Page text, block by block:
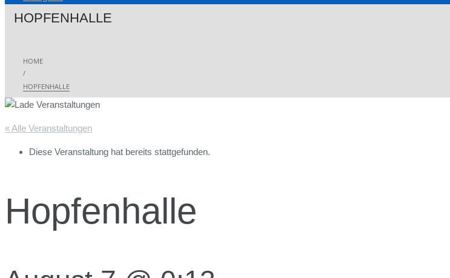
HOPFENHALLE
HOME
/
HOPFENHALLE
« Alle Veranstaltungen
Diese Veranstaltung hat bereits stattgefunden.
Hopfenhalle